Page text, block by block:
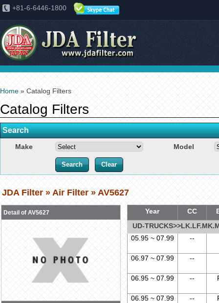
+81-6-6446-1800
Home » Catalog Filters
Catalog Filters
Search
Make Model
JDA Filter » Air Filter » AV5627
Detail of AV5627 Year CC
UD-
05.95 ~ 07.99
--
06.97 ~ 07.99 --
06.95 ~ 07.99 --
06.95 ~ 07.99 --